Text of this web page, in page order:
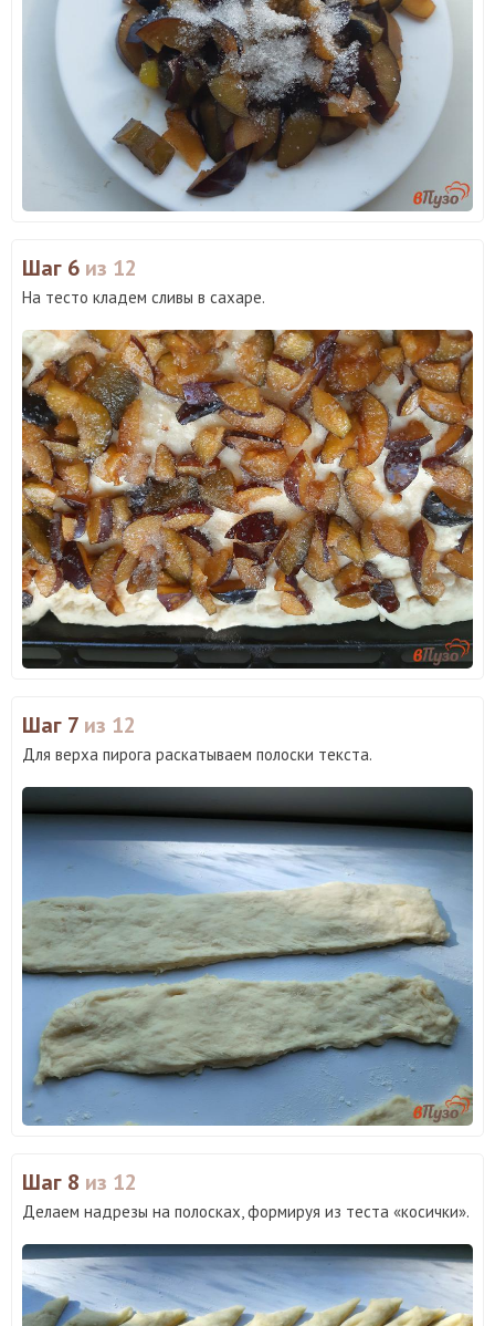
Шаг 6 из 12
На тесто кладем сливы в сахаре.
Шаг 7 из 12
Для верха пирога раскатываем полоски текста.
Шаг 8 из 12
Делаем надрезы на полосках, формируя из теста «косички».